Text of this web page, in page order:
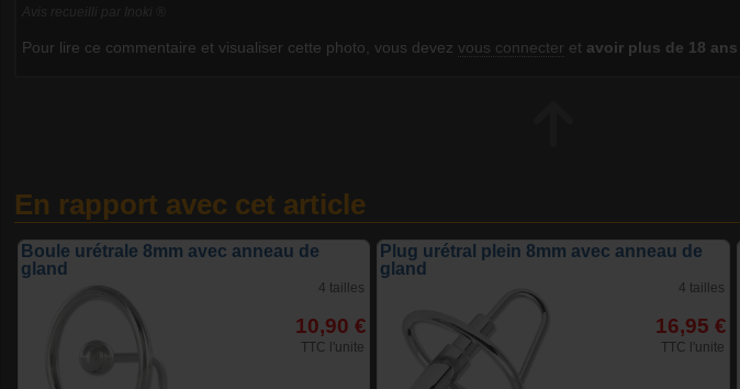
Pour lire ce commentaire et visualiser cette photo, vous devez vous connecter et avoir plus de 18 ans
En rapport avec cet article
Boule urétrale 8mm avec anneau de
gland
4 tailles
10,90 €
TTC l'unite
Plug urétral plein 8mm avec anneau de
gland
4 tailles
16,95 €
TTC l'unite